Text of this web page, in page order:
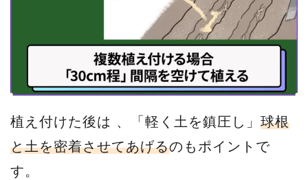
植え付けた後は 、「軽く土を鎮圧し」 球根
と土を密着させてあげるのもポイントで
す。